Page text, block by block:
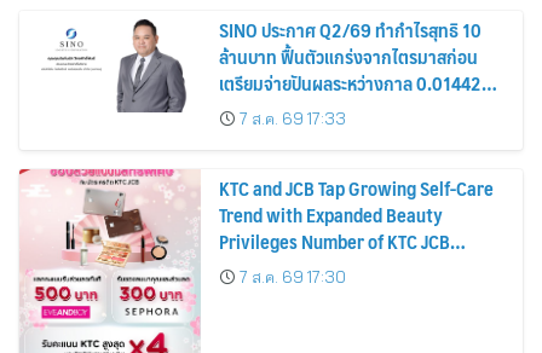
SINO ประกาศ Q2/69 ทำกำไรสุทธิ 10
ล้านบาท ฟื้นตัวแกร่งจากไตรมาสก่อน
เตรียมจ่ายปันผลระหว่างกาล 0.014423
บาทต่อหุ้น ครึ่งปีหลังมุ่งเติบโตต่อเนื่อง
7 ส.ค. 69 17:33
KTC and JCB Tap Growing Self-Care
Trend with Expanded Beauty
Privileges Number of KTC JCB
Cardmembers Spending on
Cosmetics Rises 26%
7 ส.ค. 69 17:30